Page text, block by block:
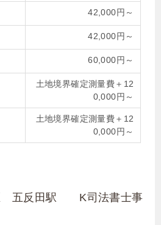
42,000円～
42,000円～
60,000円～
土地境界確定測量費＋12
0,000円～
土地境界確定測量費＋12
0,000円～
五反田駅 K司法書士事